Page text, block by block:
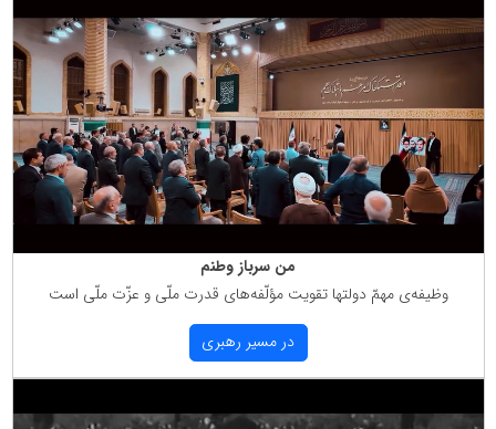
من سرباز وطنم
وظیفه‌ی مهمّ دولتها تقویت مؤلّفه‌های قدرت ملّی و عزّت ملّی است
در مسیر رهبری